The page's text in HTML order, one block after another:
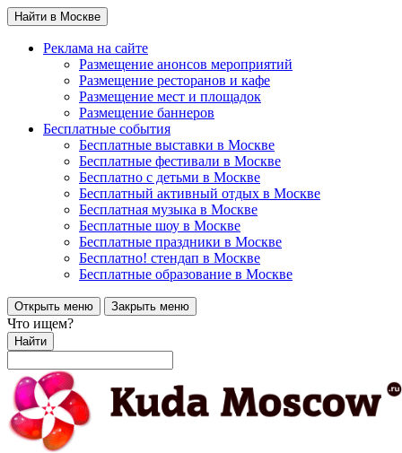
Найти в Москве
Реклама на сайте
Размещение анонсов мероприятий
Размещение ресторанов и кафе
Размещение мест и площадок
Размещение баннеров
Бесплатные события
Бесплатные выставки в Москве
Бесплатные фестивали в Москве
Бесплатно с детьми в Москве
Бесплатный активный отдых в Москве
Бесплатная музыка в Москве
Бесплатные шоу в Москве
Бесплатные праздники в Москве
Бесплатно! стендап в Москве
Бесплатные образование в Москве
Открыть меню Закрыть меню
Что ищем?
Найти